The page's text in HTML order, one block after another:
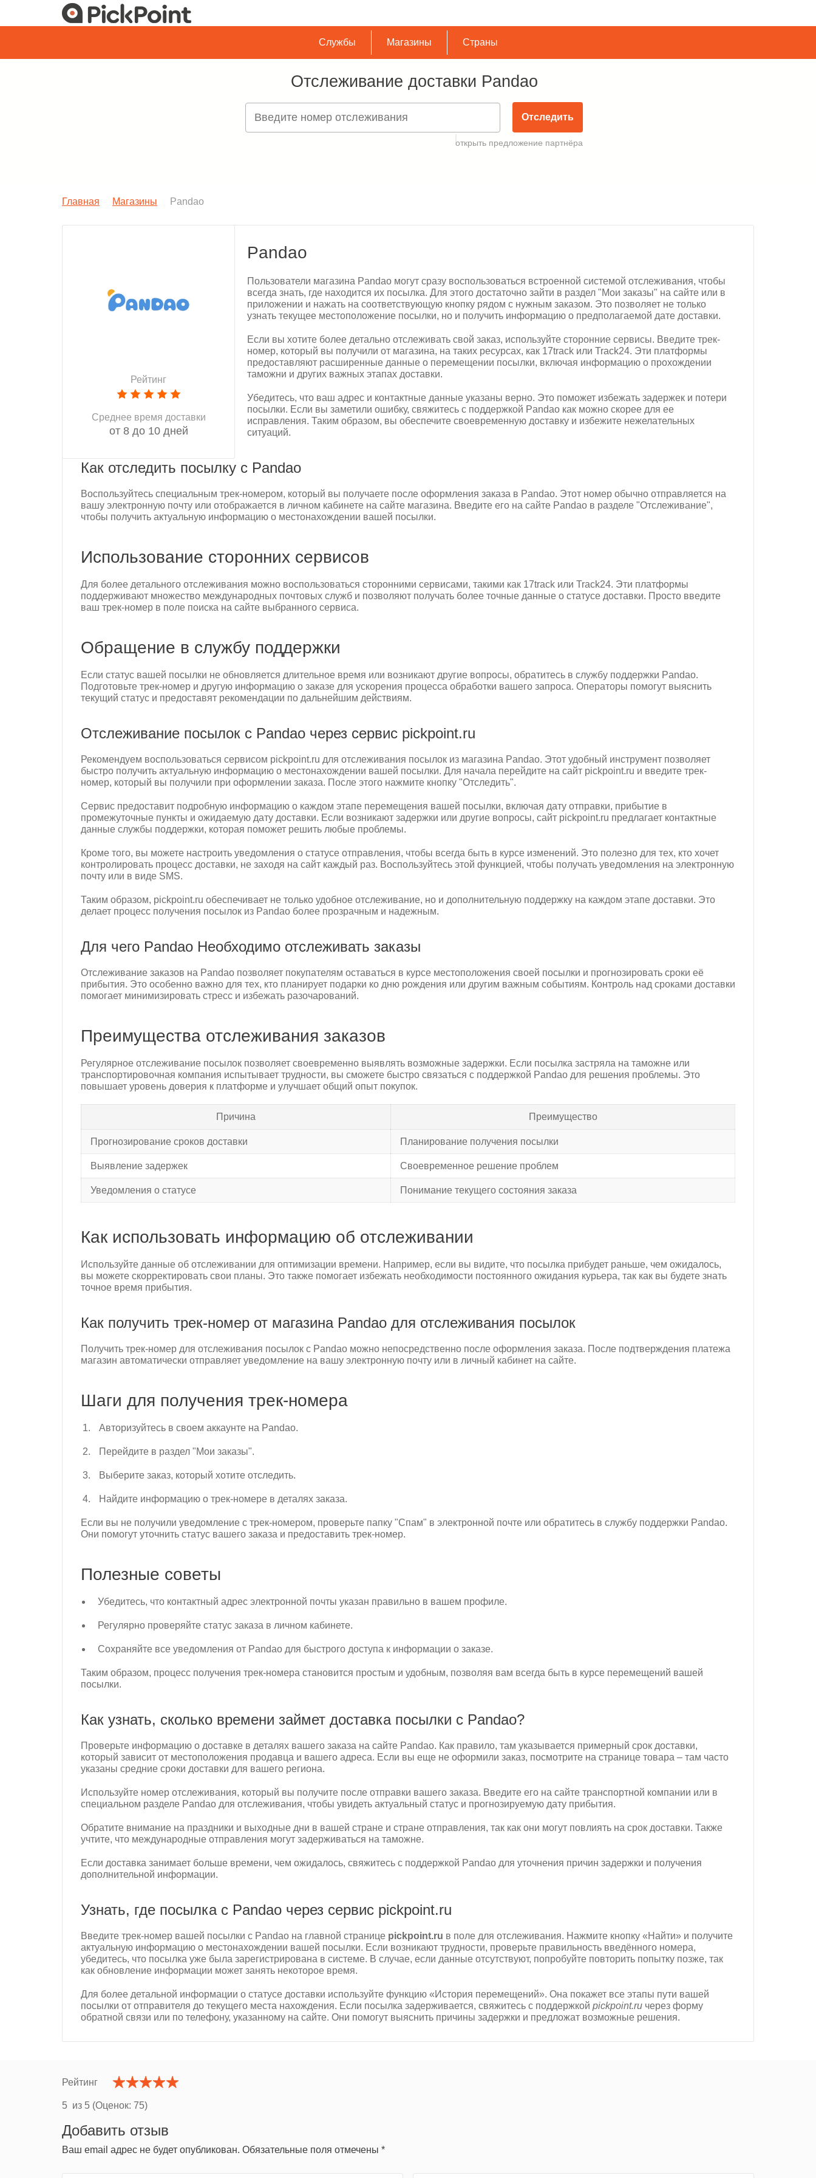
Службы Магазины Страны
Отслеживание доставки Pandao
Отследить
открыть предложение партнёра
Главная Магазины Pandao
Рейтинг
Среднее время доставки
от 8 до 10 дней
Pandao
Пользователи магазина Pandao могут сразу воспользоваться встроенной системой отслеживания, чтобы
всегда знать, где находится их посылка. Для этого достаточно зайти в раздел "Мои заказы" на сайте или в
приложении и нажать на соответствующую кнопку рядом с нужным заказом. Это позволяет не только
узнать текущее местоположение посылки, но и получить информацию о предполагаемой дате доставки.
Если вы хотите более детально отслеживать свой заказ, используйте сторонние сервисы. Введите трек-
номер, который вы получили от магазина, на таких ресурсах, как 17track или Track24. Эти платформы
предоставляют расширенные данные о перемещении посылки, включая информацию о прохождении
таможни и других важных этапах доставки.
Убедитесь, что ваш адрес и контактные данные указаны верно. Это поможет избежать задержек и потери
посылки. Если вы заметили ошибку, свяжитесь с поддержкой Pandao как можно скорее для ее
исправления. Таким образом, вы обеспечите своевременную доставку и избежите нежелательных
ситуаций.
Как отследить посылку с Pandao
Воспользуйтесь специальным трек-номером, который вы получаете после оформления заказа в Pandao. Этот номер обычно отправляется на
вашу электронную почту или отображается в личном кабинете на сайте магазина. Введите его на сайте Pandao в разделе "Отслеживание",
чтобы получить актуальную информацию о местонахождении вашей посылки.
Использование сторонних сервисов
Для более детального отслеживания можно воспользоваться сторонними сервисами, такими как 17track или Track24. Эти платформы
поддерживают множество международных почтовых служб и позволяют получать более точные данные о статусе доставки. Просто введите
ваш трек-номер в поле поиска на сайте выбранного сервиса.
Обращение в службу поддержки
Если статус вашей посылки не обновляется длительное время или возникают другие вопросы, обратитесь в службу поддержки Pandao.
Подготовьте трек-номер и другую информацию о заказе для ускорения процесса обработки вашего запроса. Операторы помогут выяснить
текущий статус и предоставят рекомендации по дальнейшим действиям.
Отслеживание посылок с Pandao через сервис pickpoint.ru
Рекомендуем воспользоваться сервисом pickpoint.ru для отслеживания посылок из магазина Pandao. Этот удобный инструмент позволяет
быстро получить актуальную информацию о местонахождении вашей посылки. Для начала перейдите на сайт pickpoint.ru и введите трек-
номер, который вы получили при оформлении заказа. После этого нажмите кнопку "Отследить".
Сервис предоставит подробную информацию о каждом этапе перемещения вашей посылки, включая дату отправки, прибытие в
промежуточные пункты и ожидаемую дату доставки. Если возникают задержки или другие вопросы, сайт pickpoint.ru предлагает контактные
данные службы поддержки, которая поможет решить любые проблемы.
Кроме того, вы можете настроить уведомления о статусе отправления, чтобы всегда быть в курсе изменений. Это полезно для тех, кто хочет
контролировать процесс доставки, не заходя на сайт каждый раз. Воспользуйтесь этой функцией, чтобы получать уведомления на электронную
почту или в виде SMS.
Таким образом, pickpoint.ru обеспечивает не только удобное отслеживание, но и дополнительную поддержку на каждом этапе доставки. Это
делает процесс получения посылок из Pandao более прозрачным и надежным.
Для чего Pandao Необходимо отслеживать заказы
Отслеживание заказов на Pandao позволяет покупателям оставаться в курсе местоположения своей посылки и прогнозировать сроки её
прибытия. Это особенно важно для тех, кто планирует подарки ко дню рождения или другим важным событиям. Контроль над сроками доставки
помогает минимизировать стресс и избежать разочарований.
Преимущества отслеживания заказов
Регулярное отслеживание посылок позволяет своевременно выявлять возможные задержки. Если посылка застряла на таможне или
транспортировочная компания испытывает трудности, вы сможете быстро связаться с поддержкой Pandao для решения проблемы. Это
повышает уровень доверия к платформе и улучшает общий опыт покупок.
Причина Преимущество
Прогнозирование сроков доставки Планирование получения посылки
Выявление задержек Своевременное решение проблем
Уведомления о статусе Понимание текущего состояния заказа
Как использовать информацию об отслеживании
Используйте данные об отслеживании для оптимизации времени. Например, если вы видите, что посылка прибудет раньше, чем ожидалось,
вы можете скорректировать свои планы. Это также помогает избежать необходимости постоянного ожидания курьера, так как вы будете знать
точное время прибытия.
Как получить трек-номер от магазина Pandao для отслеживания посылок
Получить трек-номер для отслеживания посылок с Pandao можно непосредственно после оформления заказа. После подтверждения платежа
магазин автоматически отправляет уведомление на вашу электронную почту или в личный кабинет на сайте.
Шаги для получения трек-номера
Авторизуйтесь в своем аккаунте на Pandao.
Перейдите в раздел "Мои заказы".
Выберите заказ, который хотите отследить.
Найдите информацию о трек-номере в деталях заказа.
Если вы не получили уведомление с трек-номером, проверьте папку "Спам" в электронной почте или обратитесь в службу поддержки Pandao.
Они помогут уточнить статус вашего заказа и предоставить трек-номер.
Полезные советы
Убедитесь, что контактный адрес электронной почты указан правильно в вашем профиле.
Регулярно проверяйте статус заказа в личном кабинете.
Сохраняйте все уведомления от Pandao для быстрого доступа к информации о заказе.
Таким образом, процесс получения трек-номера становится простым и удобным, позволяя вам всегда быть в курсе перемещений вашей
посылки.
Как узнать, сколько времени займет доставка посылки с Pandao?
Проверьте информацию о доставке в деталях вашего заказа на сайте Pandao. Как правило, там указывается примерный срок доставки,
который зависит от местоположения продавца и вашего адреса. Если вы еще не оформили заказ, посмотрите на странице товара – там часто
указаны средние сроки доставки для вашего региона.
Используйте номер отслеживания, который вы получите после отправки вашего заказа. Введите его на сайте транспортной компании или в
специальном разделе Pandao для отслеживания, чтобы увидеть актуальный статус и прогнозируемую дату прибытия.
Обратите внимание на праздники и выходные дни в вашей стране и стране отправления, так как они могут повлиять на срок доставки. Также
учтите, что международные отправления могут задерживаться на таможне.
Если доставка занимает больше времени, чем ожидалось, свяжитесь с поддержкой Pandao для уточнения причин задержки и получения
дополнительной информации.
Узнать, где посылка с Pandao через сервис pickpoint.ru
Введите трек-номер вашей посылки с Pandao на главной странице pickpoint.ru в поле для отслеживания. Нажмите кнопку «Найти» и получите
актуальную информацию о местонахождении вашей посылки. Если возникают трудности, проверьте правильность введённого номера,
убедитесь, что посылка уже была зарегистрирована в системе. В случае, если данные отсутствуют, попробуйте повторить попытку позже, так
как обновление информации может занять некоторое время.
Для более детальной информации о статусе доставки используйте функцию «История перемещений». Она покажет все этапы пути вашей
посылки от отправителя до текущего места нахождения. Если посылка задерживается, свяжитесь с поддержкой pickpoint.ru через форму
обратной связи или по телефону, указанному на сайте. Они помогут выяснить причины задержки и предложат возможные решения.
Рейтинг
5 из 5 (Оценок: 75)
Добавить отзыв
Ваш email адрес не будет опубликован. Обязательные поля отмечены *